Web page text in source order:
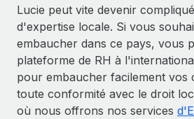
Lucie peut vite devenir
d'expertise locale. Si vous
embaucher dans ce pays, vous
plateforme de RH à
pour embaucher facilement vos
toute conformité avec le droit
où nous offrons nos services